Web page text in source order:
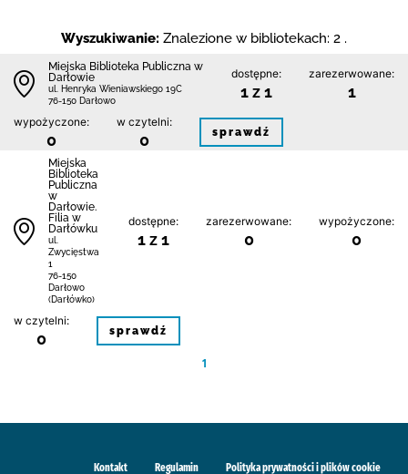
Wyszukiwanie: Znalezione w bibliotekach: 2 .
Miejska Biblioteka Publiczna w
Darłowie
ul. Henryka Wieniawskiego 19C
76-150 Darłowo
dostępne:
1 z 1
zarezerwowane:
1
wypożyczone:
0
w czytelni:
0 sprawdź
Miejska
Biblioteka
Publiczna
w
Darłowie.
Filia w
Darłówku
ul.
Zwycięstwa
1
76-150
Darłowo
(Darłówko)
dostępne:
1 z 1
zarezerwowane:
0
wypożyczone:
0
w czytelni:
0 sprawdź
1
Kontakt Regulamin Polityka prywatności i plików cookie